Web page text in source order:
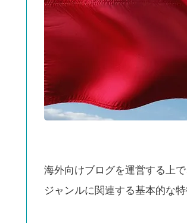
海外向けブログを運営する上
ジャンルに関連する基本的な